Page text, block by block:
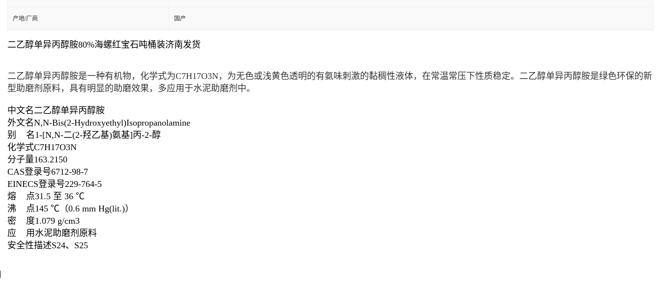
产地/厂商 国产
二乙醇单异丙醇胺80%海螺红宝石吨桶装济南发货
二乙醇单异丙醇胺是一种有机物，化学式为C7H17O3N，为无色或浅黄色透明的有氨味刺激的黏稠性液体，在常温常压下性质稳定。二乙醇单异丙醇胺是绿色环保的新
型助磨剂原料，具有明显的助磨效果，多应用于水泥助磨剂 中。
中文名二乙醇单异丙醇胺
外文名N,N-Bis(2-Hydroxyethyl)Isopropanolamine
别 名1-[N,N-二(2-羟乙基)氨基]丙-2-醇
化学式C7H17O3N
分子量163.2150
CAS登录号6712-98-7
EINECS登录号229-764-5
熔 点31.5 至 36 ℃
沸 点145 ℃ （0.6 mm Hg(lit.)）
密 度1.079 g/cm3
应 用 水泥助磨剂原料
安全性描述S24、S25